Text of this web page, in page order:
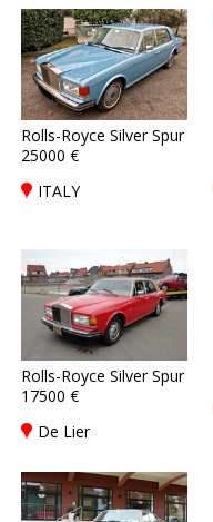
Rolls-Royce Silver Spur
25000 €
ITALY
Rolls-Royce Silver Spur
17500 €
De Lier